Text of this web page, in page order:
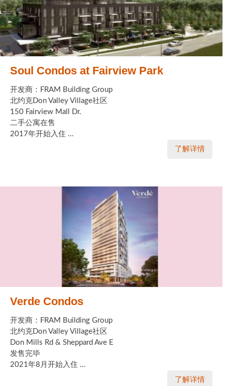
Soul Condos at Fairview Park
开发商：FRAM Building Group
北约克Don Valley Village社区
150 Fairview Mall Dr.
二手公寓在售
2017年开始入住 ...
了解详情
Verde Condos
开发商：FRAM Building Group
北约克Don Valley Village社区
Don Mills Rd & Sheppard Ave E
发售完毕
2021年8月开始入住 ...
了解详情